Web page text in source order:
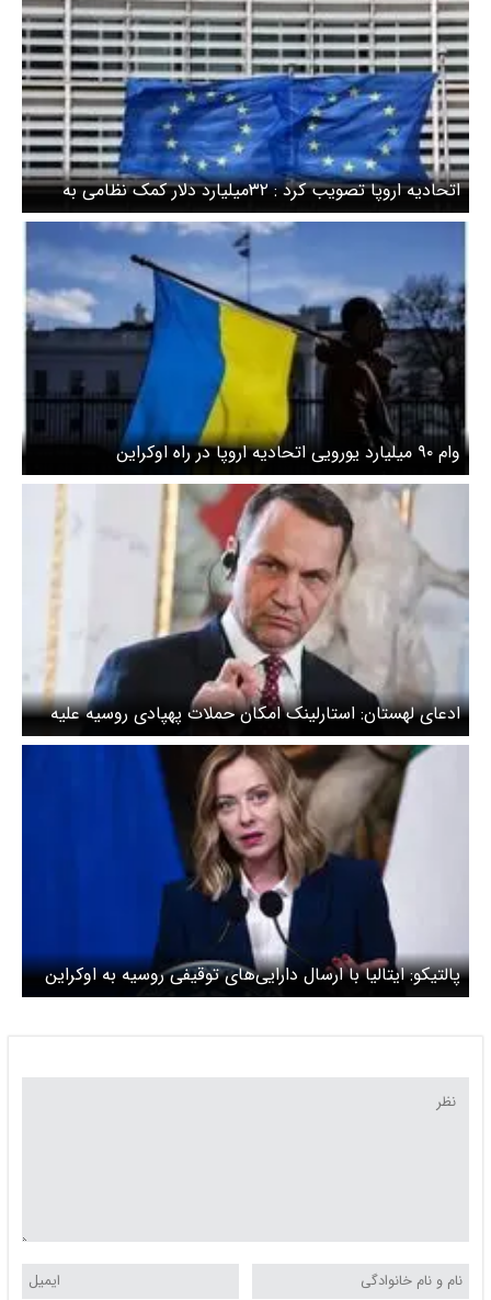
اتحادیه اروپا تصویب کرد : ۳۲میلیارد دلار کمک نظامی به
اوکراین
وام ۹۰ میلیارد یورویی اتحادیه اروپا در راه اوکراین
ادعای لهستان: استارلینک امکان حملات پهپادی روسیه علیه
اوکراین را فراهم می‌کند
پالتیکو: ایتالیا با ارسال دارایی‌های توقیفی روسیه به اوکراین
مخالف است